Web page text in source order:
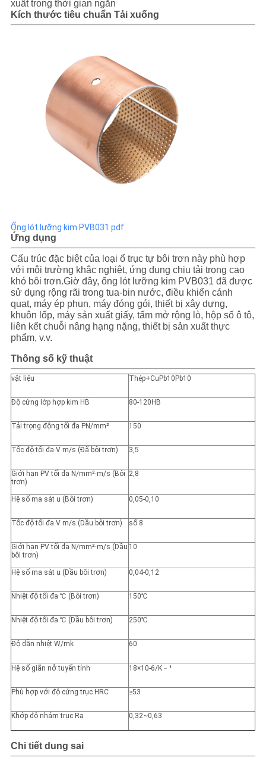
xuất trong thời gian ngắn
Kích thước tiêu chuẩn Tải xuống
Ống lót lưỡng kim PVB031.pdf
Ứng dụng
Cấu trúc đặc biệt của loại ổ trục tự bôi trơn này phù hợp
với môi trường khắc nghiệt, ứng dụng chịu tải trọng cao
khó bôi trơn.Giờ đây, ống lót lưỡng kim PVB031 đã được
sử dụng rộng rãi trong tua-bin nước, điều khiển cánh
quạt, máy ép phun, máy đóng gói, thiết bị xây dựng,
khuôn lốp, máy sản xuất giấy, tấm mở rộng lò, hộp số ô tô,
liên kết chuỗi nâng hạng nặng, thiết bị sản xuất thực
phẩm, v.v.
Thông số kỹ thuật
vật liệu Thép+CuPb10Pb10
Độ cứng lớp hợp kim HB 80-120HB
Tải trọng động tối đa PN/mm² 150
Tốc độ tối đa V m/s (Đã bôi trơn) 3,5
Giới hạn PV tối đa N/mm²·m/s (Bôi
trơn)
2,8
Hệ số ma sát u (Bôi trơn) 0,05-0,10
Tốc độ tối đa V m/s (Dầu bôi trơn) số 8
Giới hạn PV tối đa N/mm²·m/s (Dầu
bôi trơn)
10
Hệ số ma sát u (Dầu bôi trơn) 0,04-0,12
Nhiệt độ tối đa ℃ (Bôi trơn) 150℃
Nhiệt độ tối đa ℃ (Dầu bôi trơn) 250℃
Độ dẫn nhiệt W/mk 60
Hệ số giãn nở tuyến tính 18×10-6/K﹣ ¹
Phù hợp với độ cứng trục HRC ≥53
Khớp độ nhám trục Ra 0,32~0,63
Chi tiết dung sai